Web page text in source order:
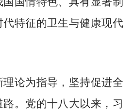
特征的卫生与健康现代
论为指导，坚持促进全
。党的十八大以来，习